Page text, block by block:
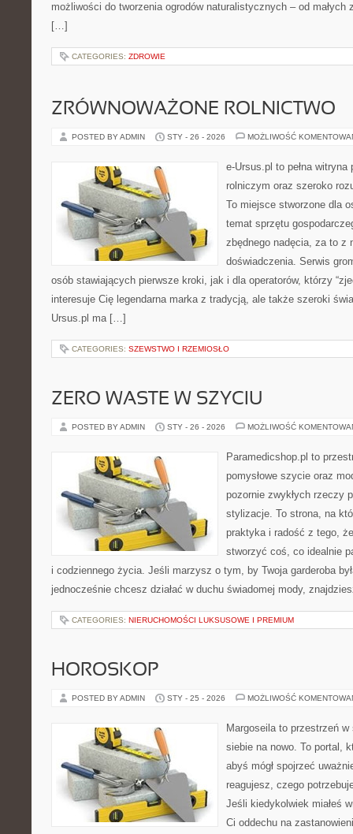
możliwości do tworzenia ogrodów naturalistycznych – od małych
[…]
CATEGORIES: ZDROWIE
ZRÓWNOWAŻONE ROLNICTWO
POSTED BY ADMIN STY - 26 - 2026 MOŻLIWOŚĆ
e-Ursus.pl to pełna
rolniczym oraz szeroko
To miejsce stworzone dla
temat sprzętu
zbędnego nadęcia, za to z
doświadczenia. Serwis
osób stawiających pierwsze kroki, jak i dla operatorów, którzy
interesuje Cię legendarna marka z tradycją, ale także szeroki
Ursus.pl ma […]
CATEGORIES: SZEWSTWO I RZEMIOSŁO
ZERO WASTE W SZYCIU
POSTED BY ADMIN STY - 26 - 2026 MOŻLIWOŚĆ
Paramedicshop.pl to
pomysłowe szycie oraz
pozornie zwykłych rzeczy
stylizacje. To strona, na
praktyka i radość z tego,
stworzyć coś, co idealnie
i codziennego życia. Jeśli marzysz o tym, by Twoja garderoba
jednocześnie chcesz działać w duchu świadomej mody,
CATEGORIES: NIERUCHOMOŚCI LUKSUSOWE I PREMIUM
HOROSKOP
POSTED BY ADMIN STY - 25 - 2026 MOŻLIWOŚĆ
Margoseila to przestrzeń
siebie na nowo. To portal,
abyś mógł spojrzeć
reagujesz, czego
Jeśli kiedykolwiek miałeś
Ci oddechu na